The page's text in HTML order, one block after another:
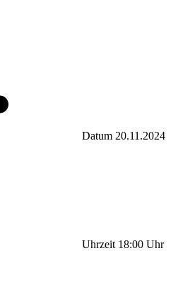
Datum 20.11.2024
Uhrzeit 18:00 Uhr